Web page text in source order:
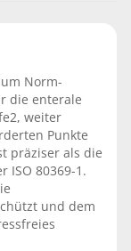
Norm-
die enterale
weiter
Punkte
präziser als die
ISO 80369-1.
und dem